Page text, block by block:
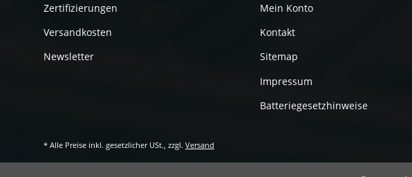
Zertifizierungen
Versandkosten
Newsletter
Mein Konto
Kontakt
Sitemap
Impressum
Batteriegesetzhinweise
* Alle Preise inkl. gesetzlicher USt., zzgl. Versand